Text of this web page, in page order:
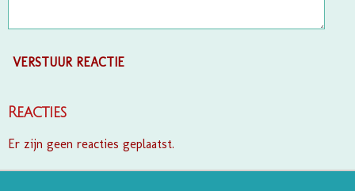
VERSTUUR REACTIE
Reacties
Er zijn geen reacties geplaatst.